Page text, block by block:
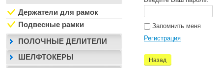
Запомнить меня
Регистрация
Назад
Держатели для рамок
Подвесные рамки
ПОЛОЧНЫЕ ДЕЛИТЕЛИ
ШЕЛФТОКЕРЫ